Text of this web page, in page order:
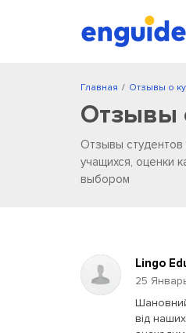
/
Главная Отзывы о
Отзывы
Отзывы студентов
учащихся, оценки
выбором
Lingo
25
від